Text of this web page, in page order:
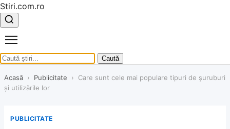
Stiri.com.ro
Caută
Acasă › Publicitate ›
Care sunt cele mai populare tipuri de șuruburi
și utilizările lor
PUBLICITATE